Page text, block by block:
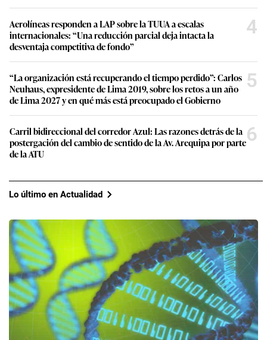
Aerolíneas responden a LAP sobre la TUUA a escalas
internacionales: “Una reducción parcial deja intacta la
desventaja competitiva de fondo”
4
“La organización está recuperando el tiempo perdido”: Carlos
Neuhaus, expresidente de Lima 2019, sobre los retos a un año
de Lima 2027 y en qué más está preocupado el Gobierno
5
Carril bidireccional del corredor Azul: Las razones detrás de la
postergación del cambio de sentido de la Av. Arequipa por parte
de la ATU
6
Lo último en Actualidad